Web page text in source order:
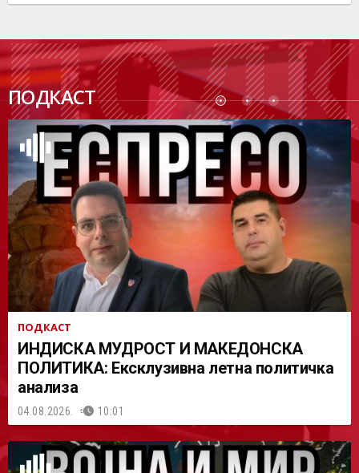
ПОДКАСТ
ПОДК
АСТ
ПОДКАСТ
ИНДИСКА МУДРОСТ И МАКЕДОНСКА
ПОЛИТИКА: Ексклузивна летна политичка
анализа
04.08.2026. 10:01